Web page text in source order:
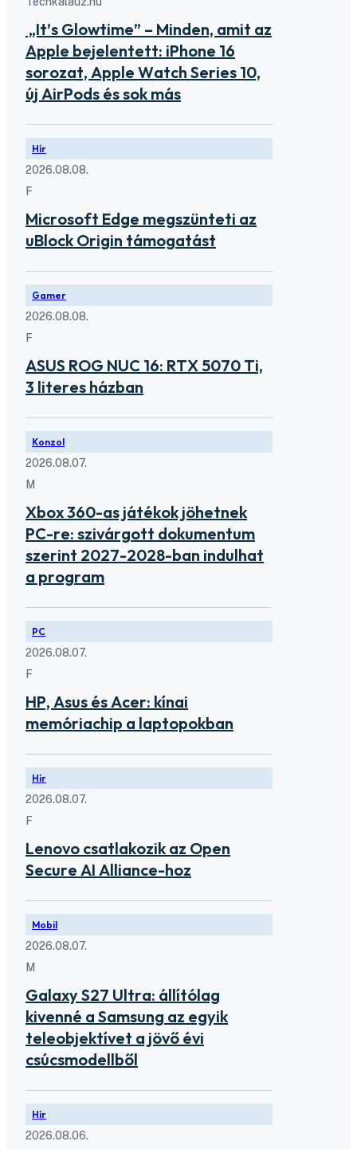
„It’s Glowtime” – Minden, amit az
Apple bejelentett: iPhone 16
sorozat, Apple Watch Series 10,
új AirPods és sok más
Hír
2026.08.08.
F
Microsoft Edge megszünteti az
uBlock Origin támogatást
Gamer
2026.08.08.
F
ASUS ROG NUC 16: RTX 5070 Ti,
3 literes házban
Konzol
2026.08.07.
M
Xbox 360-as játékok jöhetnek
PC-re: szivárgott dokumentum
szerint 2027-2028-ban indulhat
a program
PC
2026.08.07.
F
HP, Asus és Acer: kínai
memóriachip a laptopokban
Hír
2026.08.07.
F
Lenovo csatlakozik az Open
Secure AI Alliance-hoz
Mobil
2026.08.07.
M
Galaxy S27 Ultra: állítólag
kivenné a Samsung az egyik
teleobjektívet a jövő évi
csúcsmodellből
Hír
2026.08.06.